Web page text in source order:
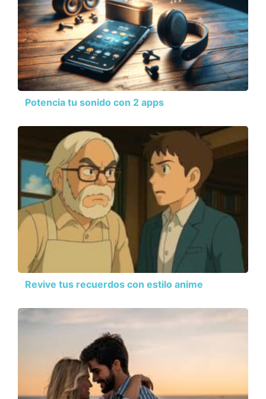
Potencia tu sonido con 2 apps
Revive tus recuerdos con estilo anime